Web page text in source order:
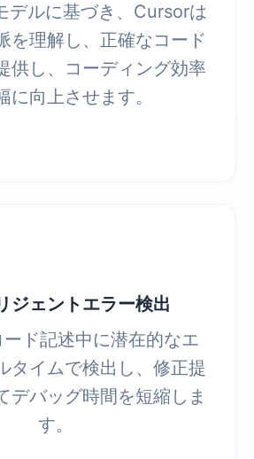
デルに基づき、Cursorは
を理解し、正確なコード
供し、コーディング効率
に向上させます。
ジェントエラー検出
ド記述中に潜在的なエ
タイムで検出し、修正提
デバッグ時間を短縮しま
す。